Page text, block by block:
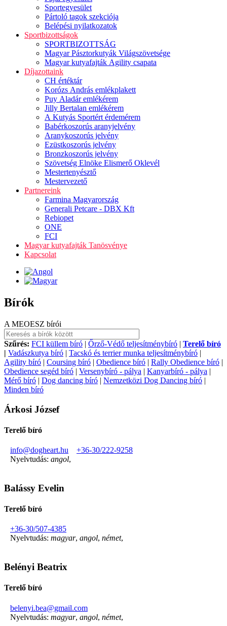
Sportegyesület
Pártoló tagok szekciója
Belépési nyilatkozatok
Sportbizottságok
SPORTBIZOTTSÁG
Magyar Pásztorkutyák Világszövetsége
Magyar kutyafajták Agility csapata
Díjazottaink
CH értéktár
Korózs András emlékplakett
Puy Aladár emlékérem
Jilly Bertalan emlékérem
A Kutyás Sportért érdemérem
Babérkoszorús aranyjelvény
Aranykoszorús jelvény
Ezüstkoszorús jelvény
Bronzkoszorús jelvény
Szövetség Elnöke Elismerő Oklevél
Mestertenyésztő
Mestervezető
Partnereink
Farmina Magyarország
Generali Petcare - DBX Kft
Rebiopet
ONE
FCI
Magyar kutyafajták Tanösvénye
Kapcsolat
Bírók
A MEOESZ bírói
Szűrés: FCI küllem bíró | Őrző-Védő teljesítménybíró | Terelő bíró
| Vadászkutya bíró | Tacskó és terrier munka teljesítménybíró |
Agility bíró | Coursing bíró | Obedience bíró | Rally Obedience bíró |
Obedience segéd bíró | Versenybíró - pálya | Kanyarbíró - pálya |
Mérő bíró | Dog dancing bíró | Nemzetközi Dog Dancing bíró |
Minden bíró
Árkosi József
Terelő bíró
info@dogheart.hu
+36-30/222-9258
Nyelvtudás: angol,
Balássy Evelin
Terelő bíró
+36-30/507-4385
Nyelvtudás: magyar, angol, német,
Belényi Beatrix
Terelő bíró
belenyi.bea@gmail.com
Nyelvtudás: magyar, angol, német,